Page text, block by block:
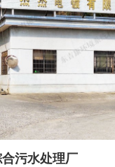
污水处理厂